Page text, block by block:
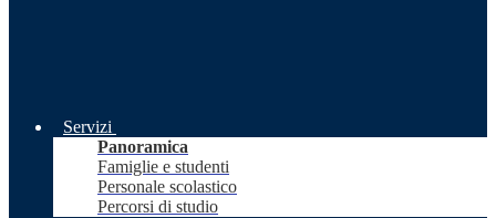
Servizi
Panoramica
Famiglie e studenti
Personale scolastico
Percorsi di studio